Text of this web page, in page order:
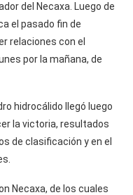
del Necaxa. Luego de
el pasado fin de
relaciones con el
por la mañana, de
hidrocálido llegó luego
la victoria, resultados
de clasificación y en el
Necaxa, de los cuales